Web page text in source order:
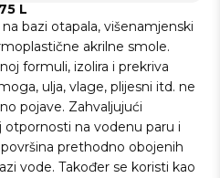
L
bazi otapala, višenamjenski
akrilne smole.
formuli, izolira i prekriva
ulja, vlage, plijesni itd. ne
pojave. Zahvaljujući
na vodenu paru i
prethodno obojenih
vode. Također se koristi kao